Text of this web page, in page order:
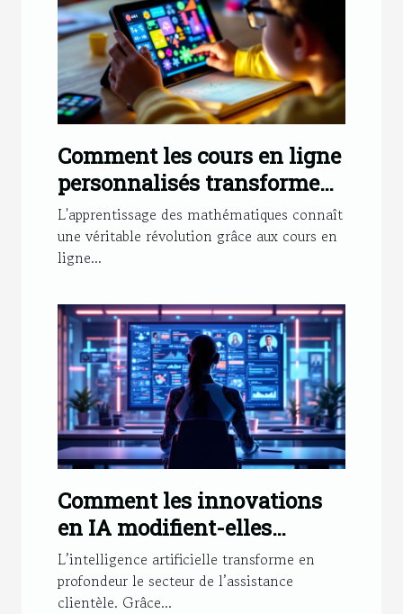
Comment les cours en ligne
personnalisés transforment
l'apprentissage des maths ?
L'apprentissage des mathématiques connaît
une véritable révolution grâce aux cours en
ligne...
Comment les innovations
en IA modifient-elles
l'assistance clientèle ?
L’intelligence artificielle transforme en
profondeur le secteur de l’assistance
clientèle. Grâce...